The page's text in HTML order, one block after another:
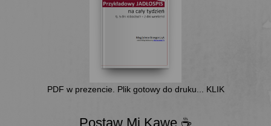
PDF w prezencie. Plik gotowy do druku... KLIK
Postaw Mi Kawę ☕